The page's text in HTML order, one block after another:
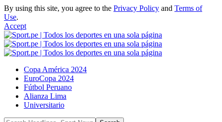
By using this site, you agree to the Privacy Policy and Terms of
Use.
Accept
Copa América 2024
EuroCopa 2024
Fútbol Peruano
Alianza Lima
Universitario